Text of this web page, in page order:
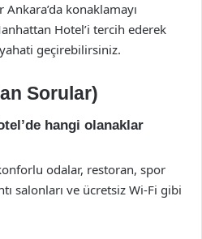
konaklamayı
Hotel’i tercih ederek
geçirebilirsiniz.
Sorular)
hangi olanaklar
odalar, restoran, spor
salonları ve ücretsiz Wi-Fi gibi